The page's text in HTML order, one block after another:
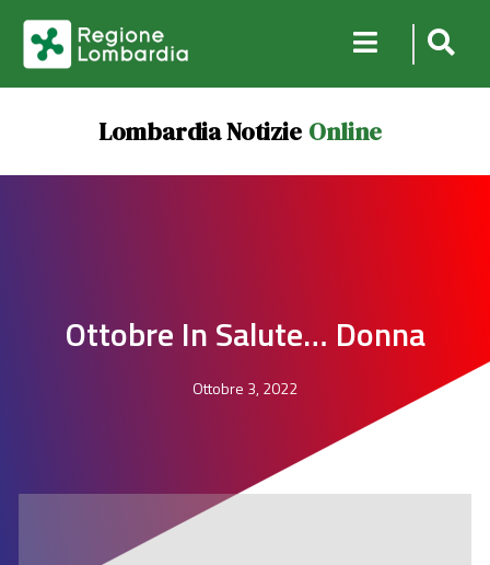
Lombardia Notizie Online
Ottobre In Salute… Donna
Ottobre 3, 2022